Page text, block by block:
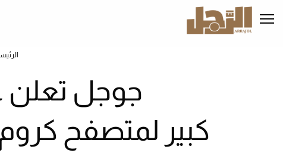
إلى
المحتوى
جوجل تعلن
كبير لمتصفح